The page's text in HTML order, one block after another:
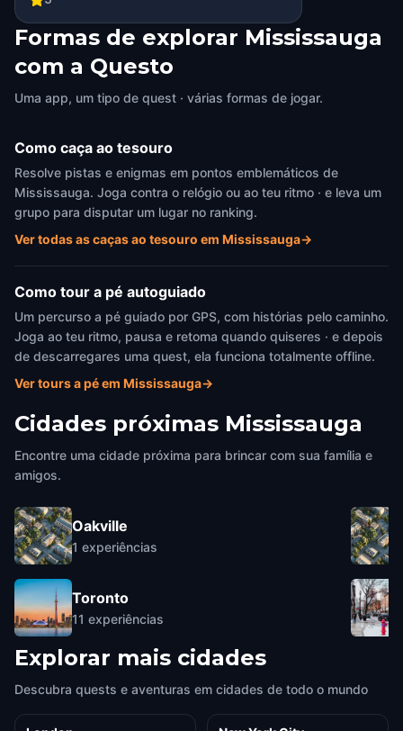
Formas de explorar Mississauga
com a Questo
Uma app, um tipo de quest · várias formas de jogar.
Como caça ao tesouro
Resolve pistas e enigmas em pontos emblemáticos de
Mississauga. Joga contra o relógio ou ao teu ritmo · e leva um
grupo para disputar um lugar no ranking.
Ver todas as caças ao tesouro em Mississauga→
Como tour a pé autoguiado
Um percurso a pé guiado por GPS, com histórias pelo caminho.
Joga ao teu ritmo, pausa e retoma quando quiseres · e depois
de descarregares uma quest, ela funciona totalmente offline.
Ver tours a pé em Mississauga→
Cidades próximas Mississauga
Encontre uma cidade próxima para brincar com sua família e
amigos.
Oakville
1 experiências
Toronto
11 experiências
Explorar mais cidades
Descubra quests e aventuras em cidades de todo o mundo